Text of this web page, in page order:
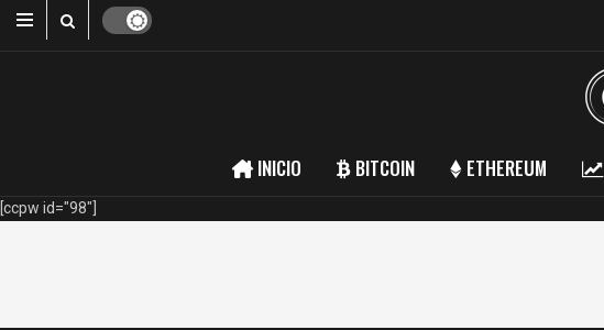
INICIO BITCOIN ETHEREUM
[ccpw id="98"]